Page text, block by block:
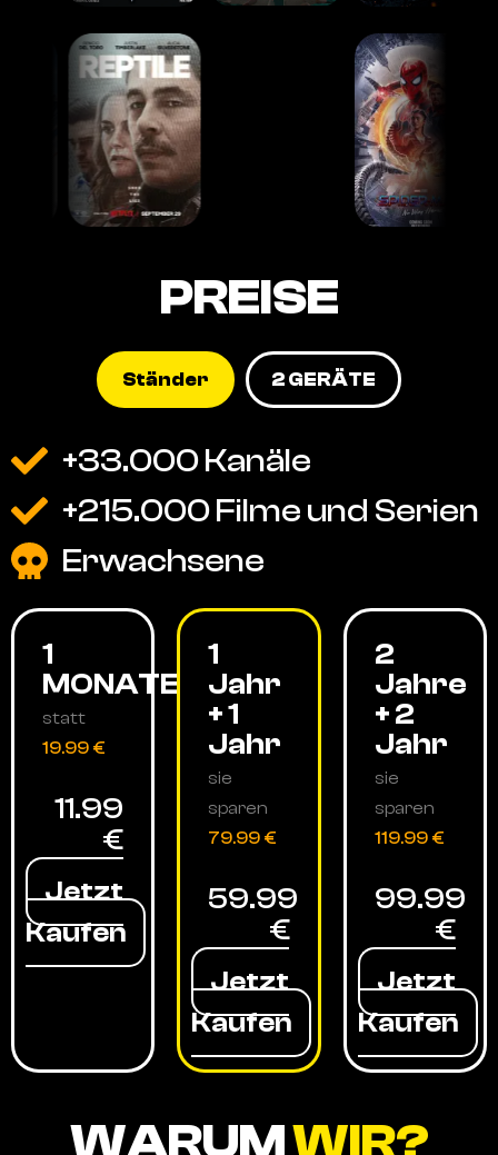
PREISE
Ständer 2 GERÄTE
+33.000 Kanäle
+215.000 Filme und Serien
Erwachsene
1
MONATE
statt
19.99 €
11.99
€
Jetzt
Kaufen
1
Jahr
+ 1
Jahr
sie
sparen
79.99 €
59.99
€
Jetzt
Kaufen
2
Jahre
+ 2
Jahr
sie
sparen
119.99 €
99.99
€
Jetzt
Kaufen
WARUMWIR?